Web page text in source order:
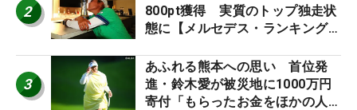
2
800pt獲得 実質のトップ独走状
態に【メルセデス・ランキング番
3
あふれる熊本への思い 首位発
進・鈴木愛が被災地に1000万円
寄付「もらったお金をほかの人